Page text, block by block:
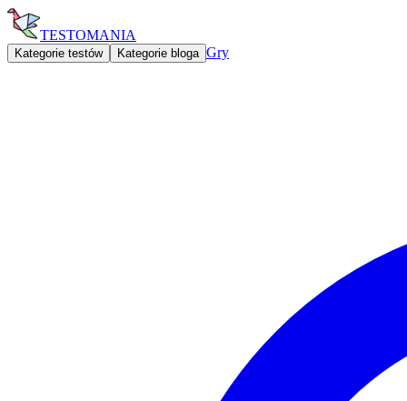
TESTOMANIA
Kategorie testów Kategorie bloga Gry